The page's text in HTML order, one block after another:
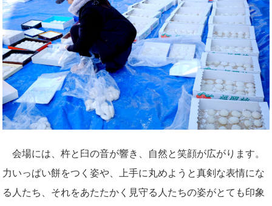
会場には、杵と臼の音が響き、自然と笑顔が広がります。
力いっぱい餅をつく姿や、上手に丸めようと真剣な表情にな
る人たち、それをあたたかく見守る人たちの姿がとても印象